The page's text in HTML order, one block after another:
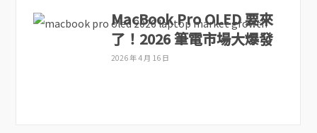
MacBook Pro OLED 要來
了！2026 筆電市場大爆發
2026 年 4 月 16 日